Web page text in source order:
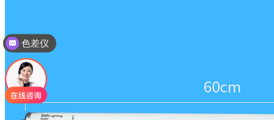
色差仪